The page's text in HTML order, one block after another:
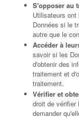
S'opposer au
Utilisateurs ont
Données si le
autre que le
Accéder à
savoir si les
d'obtenir des
traitement et
traitement.
Vérifier et
droit de vérifier
demander